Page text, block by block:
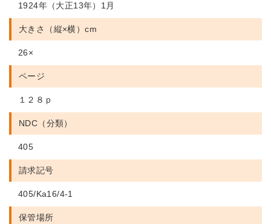
1924年（大正13年）1月
大きさ（縦×横）cm
26×
ページ
１２８ｐ
NDC（分類）
405
請求記号
405/Ka16/4-1
保管場所